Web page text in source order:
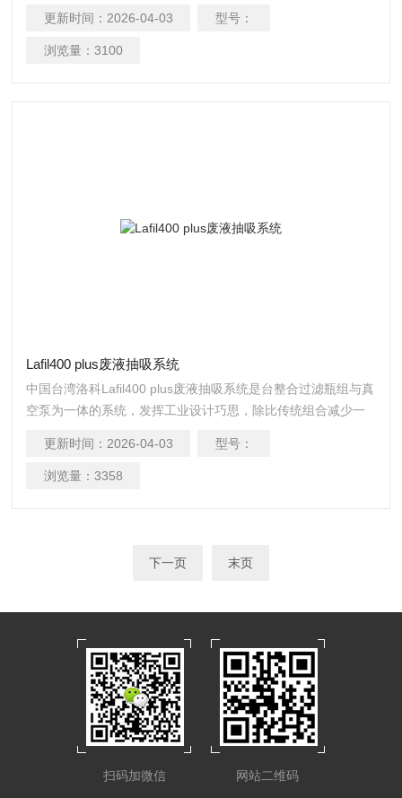
防溢保护装置，且在废液瓶与主机中间装有 0.2
&amp;amp;#181;m 的 PTFE 碟型滤片，此两保护装置可防止
更新时间： 2026-04-03 型号：
浏览量： 3100
Lafil400 plus废液抽吸系统
中国台湾洛科Lafil400 plus废液抽吸系统是台整合过滤瓶组与真
空泵为一体的系统，发挥工业设计巧思，除比传统组合减少一
者不小心碰触瓶身而倾倒。
更新时间： 2026-04-03 型号：
浏览量： 3358
下一页 末页
扫码加微信 网站二维码